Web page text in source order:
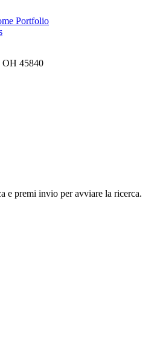
Portfolio
OH 45840
e premi invio per avviare la ricerca.